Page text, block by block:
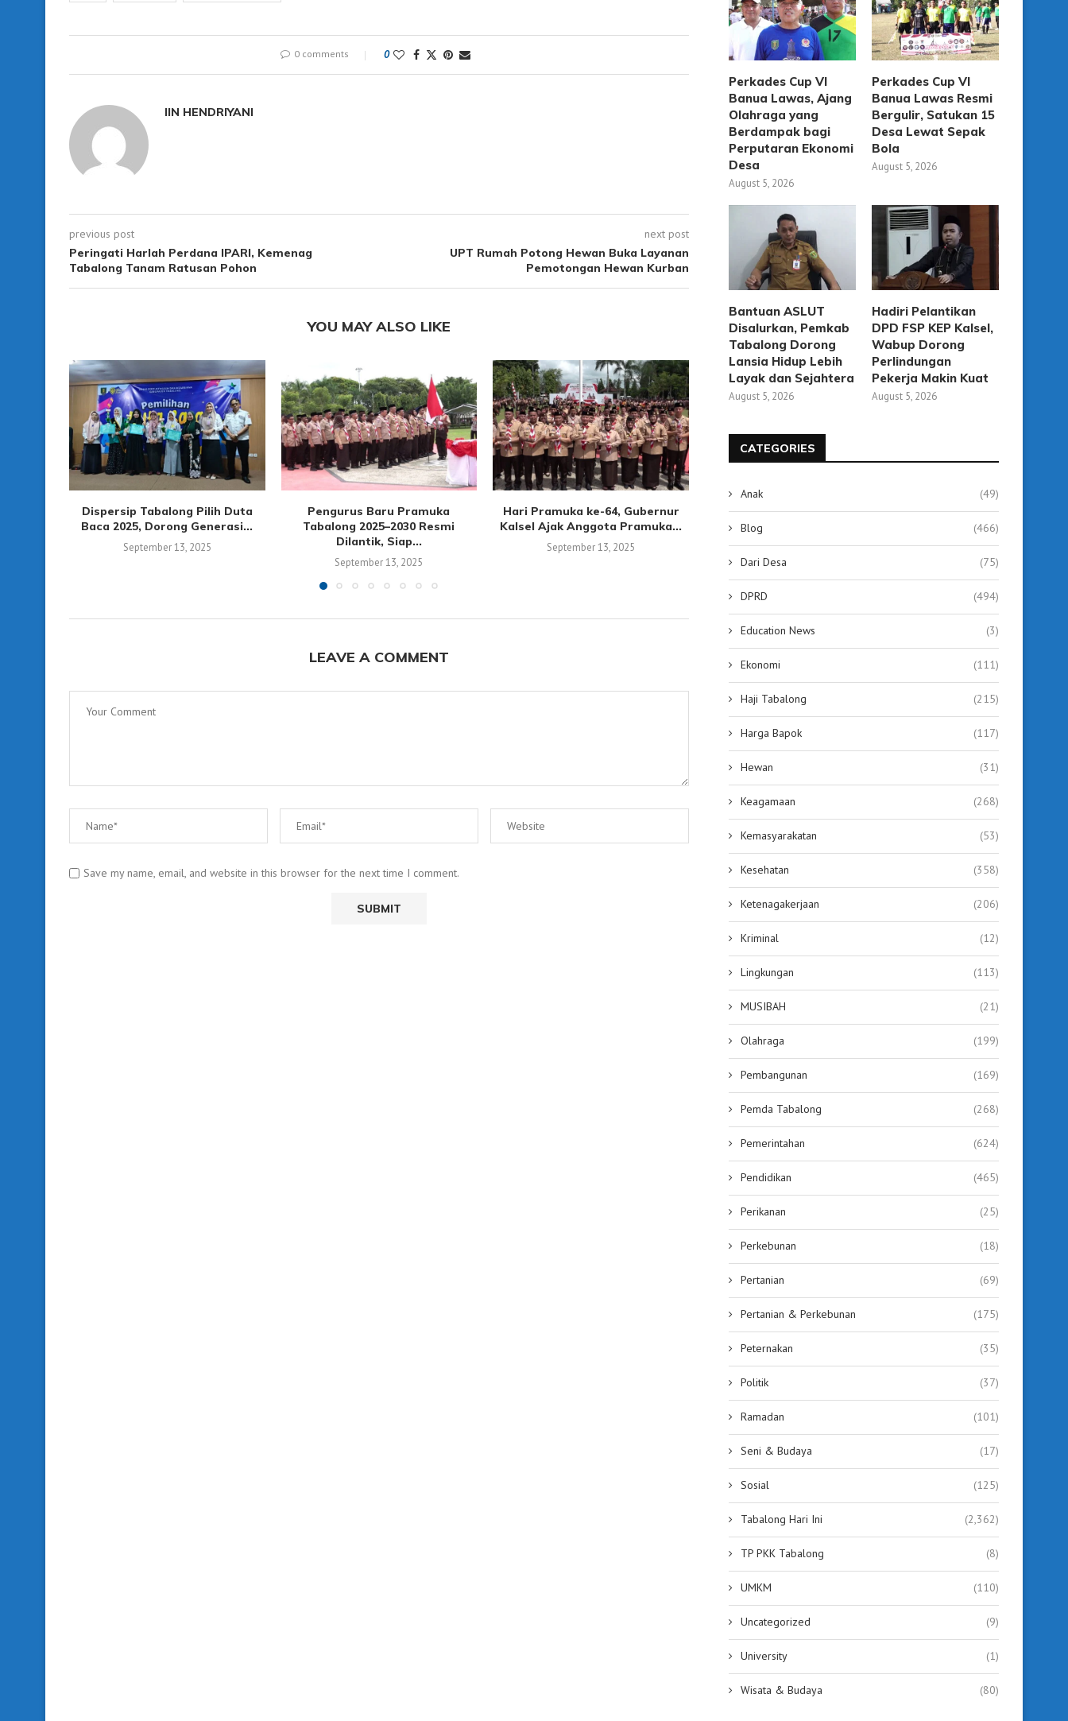
0 comments 0
IIN HENDRIYANI
previous post
Peringati Harlah Perdana IPARI, Kemenag
Tabalong Tanam Ratusan Pohon
next post
UPT Rumah Potong Hewan Buka Layanan
Pemotongan Hewan Kurban
YOU MAY ALSO LIKE
Dispersip Tabalong Pilih Duta
Baca 2025, Dorong Generasi...
September 13, 2025
Pengurus Baru Pramuka
Tabalong 2025–2030 Resmi
Dilantik, Siap...
September 13, 2025
Hari Pramuka ke-64, Gubernur
Kalsel Ajak Anggota Pramuka...
September 13, 2025
KCM Tabalong Diresmikan,
Hadirkan Bioskop Modern
September 12, 2025
Gubernur Kalsel
Bioskop Modern
September 12, 2025
LEAVE A COMMENT
Save my name, email, and website in this browser for the next time I comment.
Perkades Cup VI
Banua Lawas, Ajang
Olahraga yang
Berdampak bagi
Perputaran Ekonomi
Desa
August 5, 2026
Perkades Cup VI
Banua Lawas Resmi
Bergulir, Satukan 15
Desa Lewat Sepak
Bola
August 5, 2026
Bantuan ASLUT
Disalurkan, Pemkab
Tabalong Dorong
Lansia Hidup Lebih
Layak dan Sejahtera
August 5, 2026
Hadiri Pelantikan
DPD FSP KEP Kalsel,
Wabup Dorong
Perlindungan
Pekerja Makin Kuat
August 5, 2026
CATEGORIES
Anak (49)
Blog (466)
Dari Desa (75)
DPRD (494)
Education News (3)
Ekonomi (111)
Haji Tabalong (215)
Harga Bapok (117)
Hewan (31)
Keagamaan (268)
Kemasyarakatan (53)
Kesehatan (358)
Ketenagakerjaan (206)
Kriminal (12)
Lingkungan (113)
MUSIBAH (21)
Olahraga (199)
Pembangunan (169)
Pemda Tabalong (268)
Pemerintahan (624)
Pendidikan (465)
Perikanan (25)
Perkebunan (18)
Pertanian (69)
Pertanian & Perkebunan (175)
Peternakan (35)
Politik (37)
Ramadan (101)
Seni & Budaya (17)
Sosial (125)
Tabalong Hari Ini (2,362)
TP PKK Tabalong (8)
UMKM (110)
Uncategorized (9)
University (1)
Wisata & Budaya (80)